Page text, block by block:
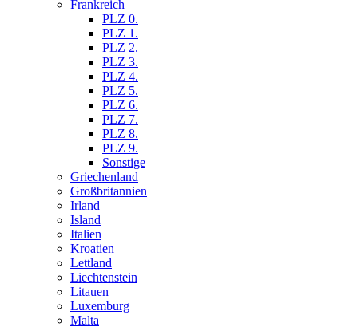
Frankreich
PLZ 0.
PLZ 1.
PLZ 2.
PLZ 3.
PLZ 4.
PLZ 5.
PLZ 6.
PLZ 7.
PLZ 8.
PLZ 9.
Sonstige
Griechenland
Großbritannien
Irland
Island
Italien
Kroatien
Lettland
Liechtenstein
Litauen
Luxemburg
Malta